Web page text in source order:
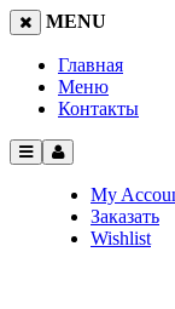
MENU
Главная
Меню
Контакты
My
Заказать
Wishlist